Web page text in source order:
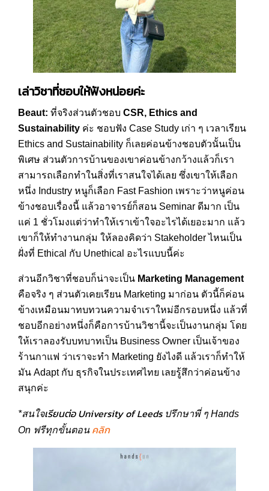
เล่าวิชาที่ชอบให้ฟังหน่อยค่ะ
Beaut: ที่จริงส่วนตัวชอบ CSR, Ethics and
Sustainability ค่ะ ชอบฟัง Case Study เก่า ๆ เวลาเรียน
Ethics and Sustainability ก็เลยค่อนข้างชอบตัวนั้นเป็น
พิเศษ ส่วนตัวการบ้านของเขาค่อนข้างกว้างแล้วก็เรา
สามารถเลือกทำในสิ่งที่เราสนใจได้เลย ซึ่งเขาให้เลือก
หนึ่ง Industry หนูก็เลือก Fast Fashion เพราะว่าหนูค่อน
ข้างชอบเรื่องนี้ แล้วอาจารย์ก็สอน Seminar ดีมาก เป็น
แค่ 1 ชั่วโมงแต่ว่าทำให้เราเข้าใจอะไรได้เยอะมาก แล้ว
เขาก็ให้ทำงานกลุ่ม ให้ลองคิดว่า Stakeholder ไหนเป็น
ฝั่งที่ Ethical กับ Unethical อะไรแบบนี้ค่ะ
ส่วนอีกวิชาที่ชอบก็น่าจะเป็น Marketing Management
คือจริง ๆ ส่วนตัวเคยเรียน Marketing มาก่อน ตัวนี้ก็ค่อน
ข้างเหมือนมาทบทวนความจำเราใหม่อีกรอบหนึ่ง แล้วที่
ชอบอีกอย่างหนึ่งก็คือการบ้านวิชานี้จะเป็นงานกลุ่ม โดย
ให้เราลองรับบทบาทเป็น Business Owner เป็นเจ้าของ
ร้านกาแฟ ว่าเราจะทำ Marketing ยังไงดี แล้วเราก็ทำให้
มัน Adapt กับ ธุรกิจในประเทศไทย เลยรู้สึกว่าค่อนข้าง
สนุกค่ะ
*สนใจเรียนต่อ University of Leedsปรึกษาพี่ ๆ Hands
On ฟรีทุกขั้นตอน คลิก